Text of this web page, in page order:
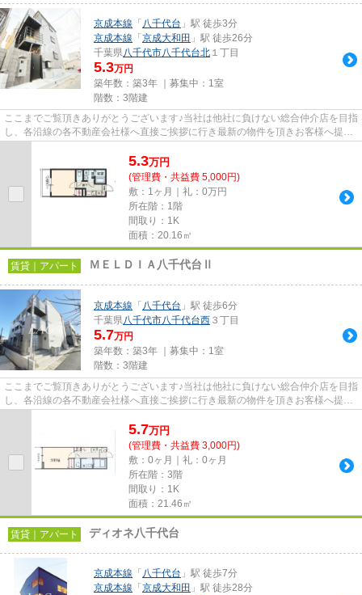
京成本線 「 八千代台 」駅 徒歩3分
京成本線 「 京成大和田 」駅 徒歩26分
千葉県八千代市八千代台北 １丁目
5.3万円
築年数：築3年 ｜募集中： 1室
階数：3階建
ここまでご覧頂きありがとうございます♪当社は他社に負けない総合仲介店を目指
し、各沿線の各不動産会社様へ直接ご挨拶に行き最新の物件を頂きお客様へ提供
5.3万円
(管理費・共益費 5,000円)
敷：1ヶ月｜礼：0万円
所在階：1階
間取り：1K
面積：20.16㎡
賃貸｜アパート ＭＥＬＤＩＡ八千代台Ⅱ
京成本線 「 八千代台 」駅 徒歩6分
千葉県八千代市八千代台西 ３丁目
5.7万円
築年数：築3年 ｜募集中： 1室
階数：3階建
ここまでご覧頂きありがとうございます♪当社は他社に負けない総合仲介店を目指
し、各沿線の各不動産会社様へ直接ご挨拶に行き最新の物件を頂きお客様へ提供
5.7万円
(管理費・共益費 3,000円)
敷：0ヶ月｜礼：0ヶ月
所在階：3階
間取り：1K
面積：21.46㎡
賃貸｜アパート ディオネ八千代台
京成本線 「 八千代台 」駅 徒歩7分
京成本線 「 京成大和田 」駅 徒歩28分